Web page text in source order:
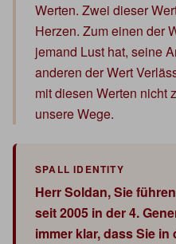
Werten. Zwei dieser
Herzen. Zum einen der
jemand Lust hat, seine
anderen der Wert
mit diesen Werten nicht
unsere Wege.
Herr Soldan, Sie
seit 2005 in der 4.
immer klar, dass Sie in